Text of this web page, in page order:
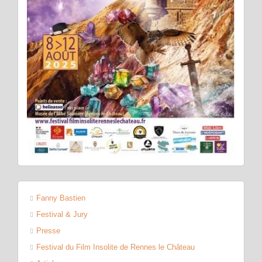
Fanny Bastien
Festival & Jury
Presse
Festival du Film Insolite de Rennes le Château